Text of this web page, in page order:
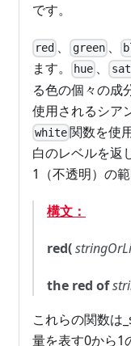
です。
red 、 green、
ます。
hue 、
る色の個々の成
使用されるシア
white 関数を使
白のレベルを返
1（不透明）の範
構文：
red(
the red of
これらの関数は
量を表す0から1